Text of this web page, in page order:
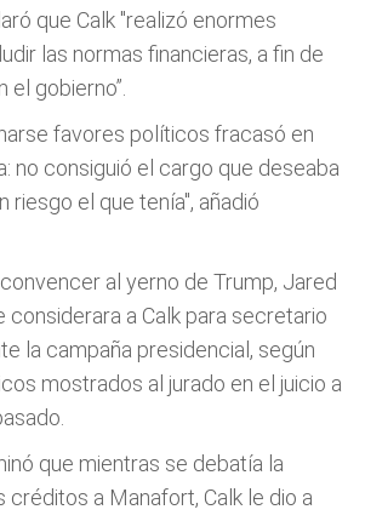
que Calk "realizó enormes
las normas financieras, a fin de
el gobierno”.
favores políticos fracasó en
no consiguió el cargo que deseaba
riesgo el que tenía", añadió
al yerno de Trump, Jared
considerara a Calk para secretario
la campaña presidencial, según
mostrados al jurado en el juicio a
que mientras se debatía la
créditos a Manafort, Calk le dio a